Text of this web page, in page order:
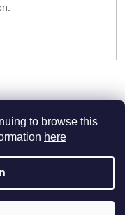
to browse this
here